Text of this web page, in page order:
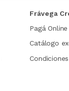
Frávega
Pagá Online
Catálogo
Condiciones